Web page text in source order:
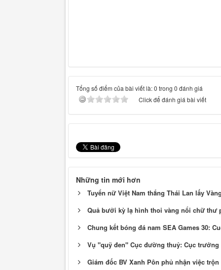
Tổng số điểm của bài viết là: 0 trong 0 đánh giá
Click để đánh giá bài viết
Những tin mới hơn
Tuyển nữ Việt Nam thắng Thái Lan lấy
Quả bưởi kỳ lạ hình thoi vàng nổi chữ thư
Chung kết bóng đá nam SEA Games 30:
Vụ "quỹ đen" Cục đường thuỷ: Cục
Giám đốc BV Xanh Pôn phủ nhận việc